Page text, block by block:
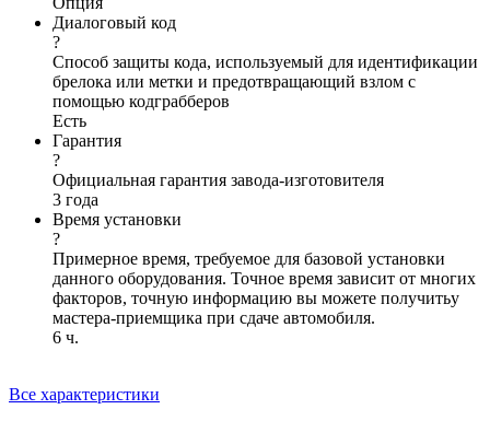
Диалоговый код
?
Способ защиты кода, используемый для идентификации
брелока или метки и предотвращающий взлом с
помощью кодграбберов
Есть
Гарантия
?
Официальная гарантия завода-изготовителя
3 года
Время установки
?
Примерное время, требуемое для базовой установки
данного оборудования. Точное время зависит от многих
факторов, точную информацию вы можете получитьу
мастера-приемщика при сдаче автомобиля.
6 ч.
Все характеристики